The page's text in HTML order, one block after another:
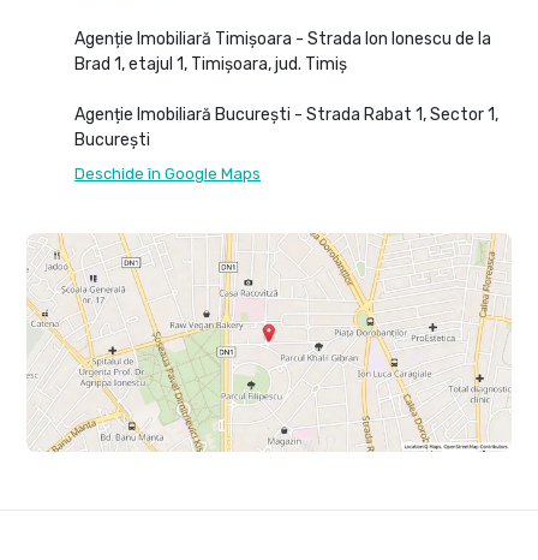
Agenție Imobiliară Timișoara - Strada Ion Ionescu de la
Brad 1, etajul 1, Timișoara, jud. Timiș
Agenție Imobiliară București - Strada Rabat 1, Sector 1,
București
Deschide în Google Maps